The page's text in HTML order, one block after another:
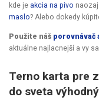
kde je akcia na pivo
maslo? Alebo dokedy
Použite náš porovnávač
aktuálne najlacnejší a vy
Terno karta pre
do sveta